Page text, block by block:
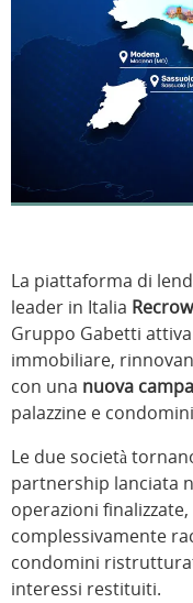
La piattaforma di
leader in Italia
Gruppo Gabetti
immobiliare,
con una nuova
palazzine e
Le due società
partnership lanciata
operazioni
complessivamente
condomini
interessi restituiti.